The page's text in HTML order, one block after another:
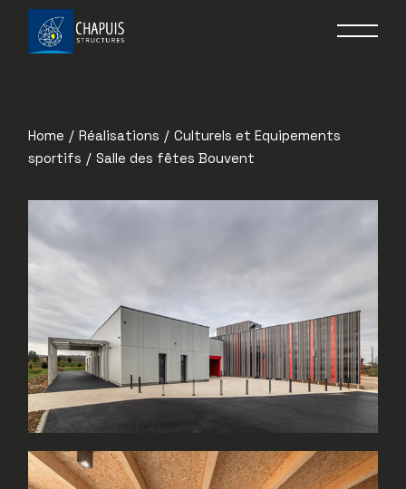
Home Réalisations
Culturels et Equipements
sportifs
Salle des fêtes Bouvent